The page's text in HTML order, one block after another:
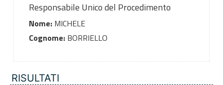
Responsabile Unico del Procedimento
Nome:MICHELE
Cognome:BORRIELLO
RISULTATI